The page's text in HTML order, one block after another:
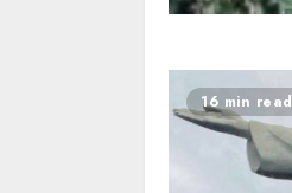
16 min read